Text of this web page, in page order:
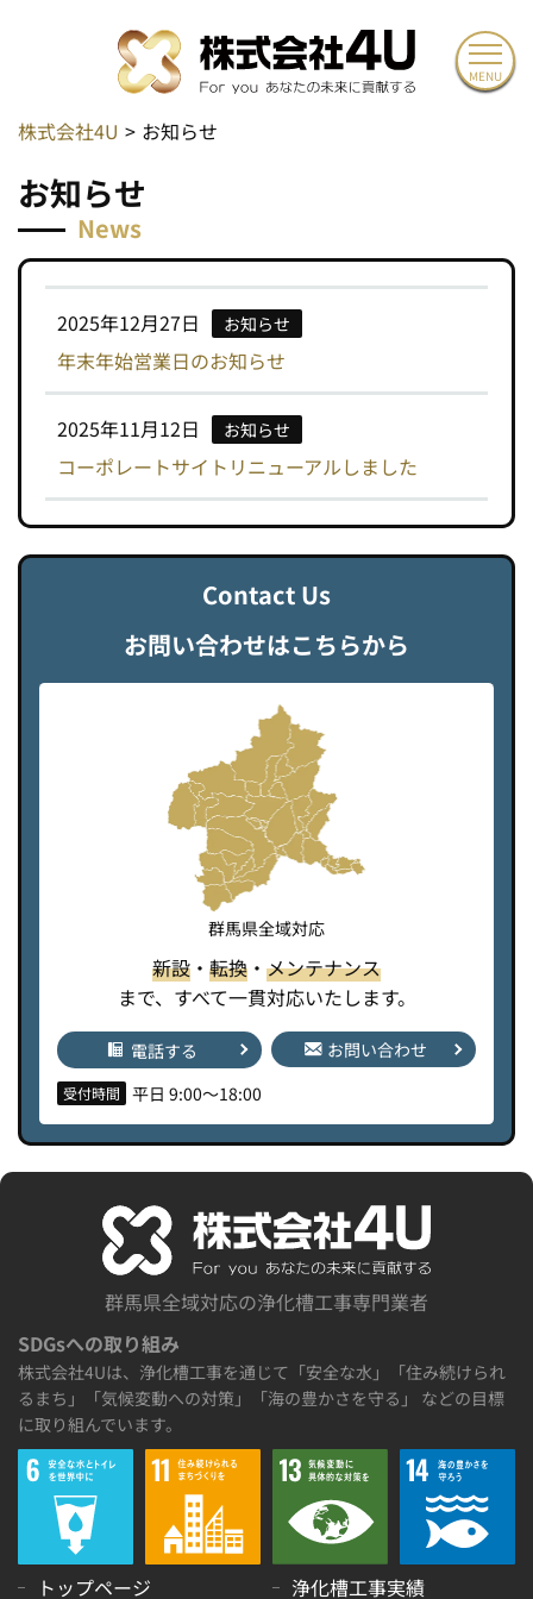
MENU
株式会社4U お知らせ
お知らせ
News
2025年12月27日 お知らせ
年末年始営業日のお知らせ
2025年11月12日 お知らせ
コーポレートサイトリニューアルしました
Contact Us
お問い合わせはこちらから
群馬県全域対応
新設 ・ 転換 ・ メンテナンス
まで、すべて一貫対応いたします。
電話する
受付時間 平日 9:00〜18:00
お問い合わせ
群馬県全域対応の浄化槽工事専門業者
SDGsへの取り組み
株式会社4Uは、浄化槽工事を通じて「安全な水」「住み続けられ
るまち」「気候変動への対策」「海の豊かさを守る」 などの目標
に取り組んでいます。
トップページ 浄化槽工事実績